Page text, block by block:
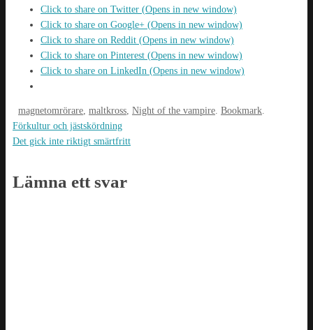
Click to share on Twitter (Opens in new window)
Click to share on Google+ (Opens in new window)
Click to share on Reddit (Opens in new window)
Click to share on Pinterest (Opens in new window)
Click to share on LinkedIn (Opens in new window)
magnetomrörare, maltkross, Night of the vampire. Bookmark.
Förkultur och jästskördning
Det gick inte riktigt smärtfritt
Lämna ett svar